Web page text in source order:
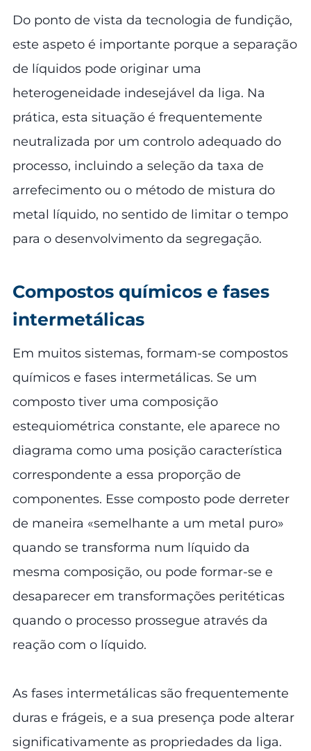
Do ponto de vista da tecnologia de fundição,
este aspeto é importante porque a separação
de líquidos pode originar uma
heterogeneidade indesejável da liga. Na
prática, esta situação é frequentemente
neutralizada por um controlo adequado do
processo, incluindo a seleção da taxa de
arrefecimento ou o método de mistura do
metal líquido, no sentido de limitar o tempo
para o desenvolvimento da segregação.
Compostos químicos e fases
intermetálicas
Em muitos sistemas, formam-se compostos
químicos e fases intermetálicas. Se um
composto tiver uma composição
estequiométrica constante, ele aparece no
diagrama como uma posição característica
correspondente a essa proporção de
componentes. Esse composto pode derreter
de maneira «semelhante a um metal puro»
quando se transforma num líquido da
mesma composição, ou pode formar-se e
desaparecer em transformações peritéticas
quando o processo prossegue através da
reação com o líquido.
As fases intermetálicas são frequentemente
duras e frágeis, e a sua presença pode alterar
significativamente as propriedades da liga.